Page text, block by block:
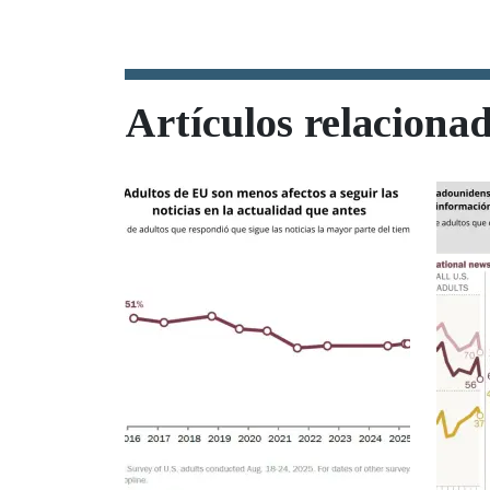
Artículos